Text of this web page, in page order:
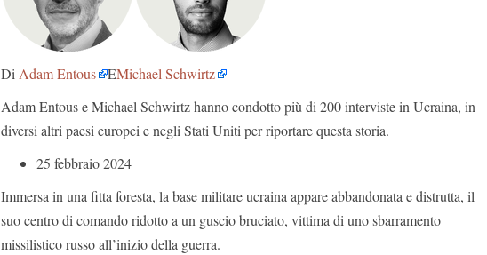
Di Adam Entous EMichael Schwirtz
Adam Entous e Michael Schwirtz hanno condotto più di 200 interviste in Ucraina, in
diversi altri paesi europei e negli Stati Uniti per riportare questa storia.
25 febbraio 2024
Immersa in una fitta foresta, la base militare ucraina appare abbandonata e distrutta, il
suo centro di comando ridotto a un guscio bruciato, vittima di uno sbarramento
missilistico russo all’inizio della guerra.